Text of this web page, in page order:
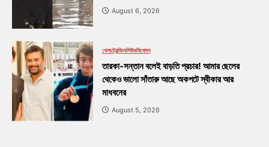
August 6, 2026
খেলাট্রেন্ডিংবলিউডবিনোদন
তারকা-সন্তান বলেই বাড়তি প্রচার! আমার ছেলের
থেকেও ভালো সাঁতারু আছে অকপটে স্বীকার আর
মাধবনের
August 5, 2026